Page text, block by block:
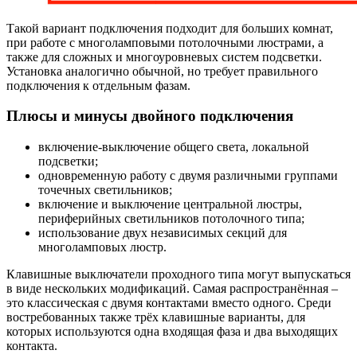
Такой вариант подключения подходит для больших комнат,
при работе с многоламповыми потолочными люстрами, а
также для сложных и многоуровневых систем подсветки.
Установка аналогично обычной, но требует правильного
подключения к отдельным фазам.
Плюсы и минусы двойного подключения
включение-выключение общего света, локальной
подсветки;
одновременную работу с двумя различными группами
точечных светильников;
включение и выключение центральной люстры,
периферийных светильников потолочного типа;
использование двух независимых секций для
многоламповых люстр.
Клавишные выключатели проходного типа могут выпускаться
в виде нескольких модификаций. Самая распространённая –
это классическая с двумя контактами вместо одного. Среди
востребованных также трёх клавишные варианты, для
которых используются одна входящая фаза и два выходящих
контакта.